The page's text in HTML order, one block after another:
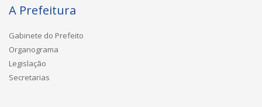
A Prefeitura
Gabinete do Prefeito
Organograma
Legislação
Secretarias